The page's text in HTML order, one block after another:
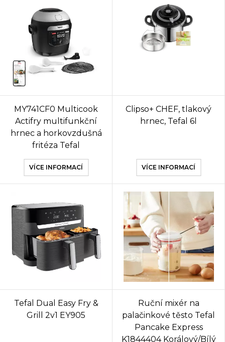
MY741CF0 Multicook
Actifry multifunkční
hrnec a horkovzdušná
fritéza Tefal
VÍCE INFORMACÍ
Clipso+ CHEF, tlakový
hrnec, Tefal 6l
VÍCE INFORMACÍ
Tefal Dual Easy Fry &
Grill 2v1 EY905
Ruční mixér na
palačinkové těsto Tefal
Pancake Express
K1844404 Korálový/Bílý